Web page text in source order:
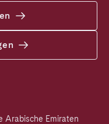
Arabische Emiraten